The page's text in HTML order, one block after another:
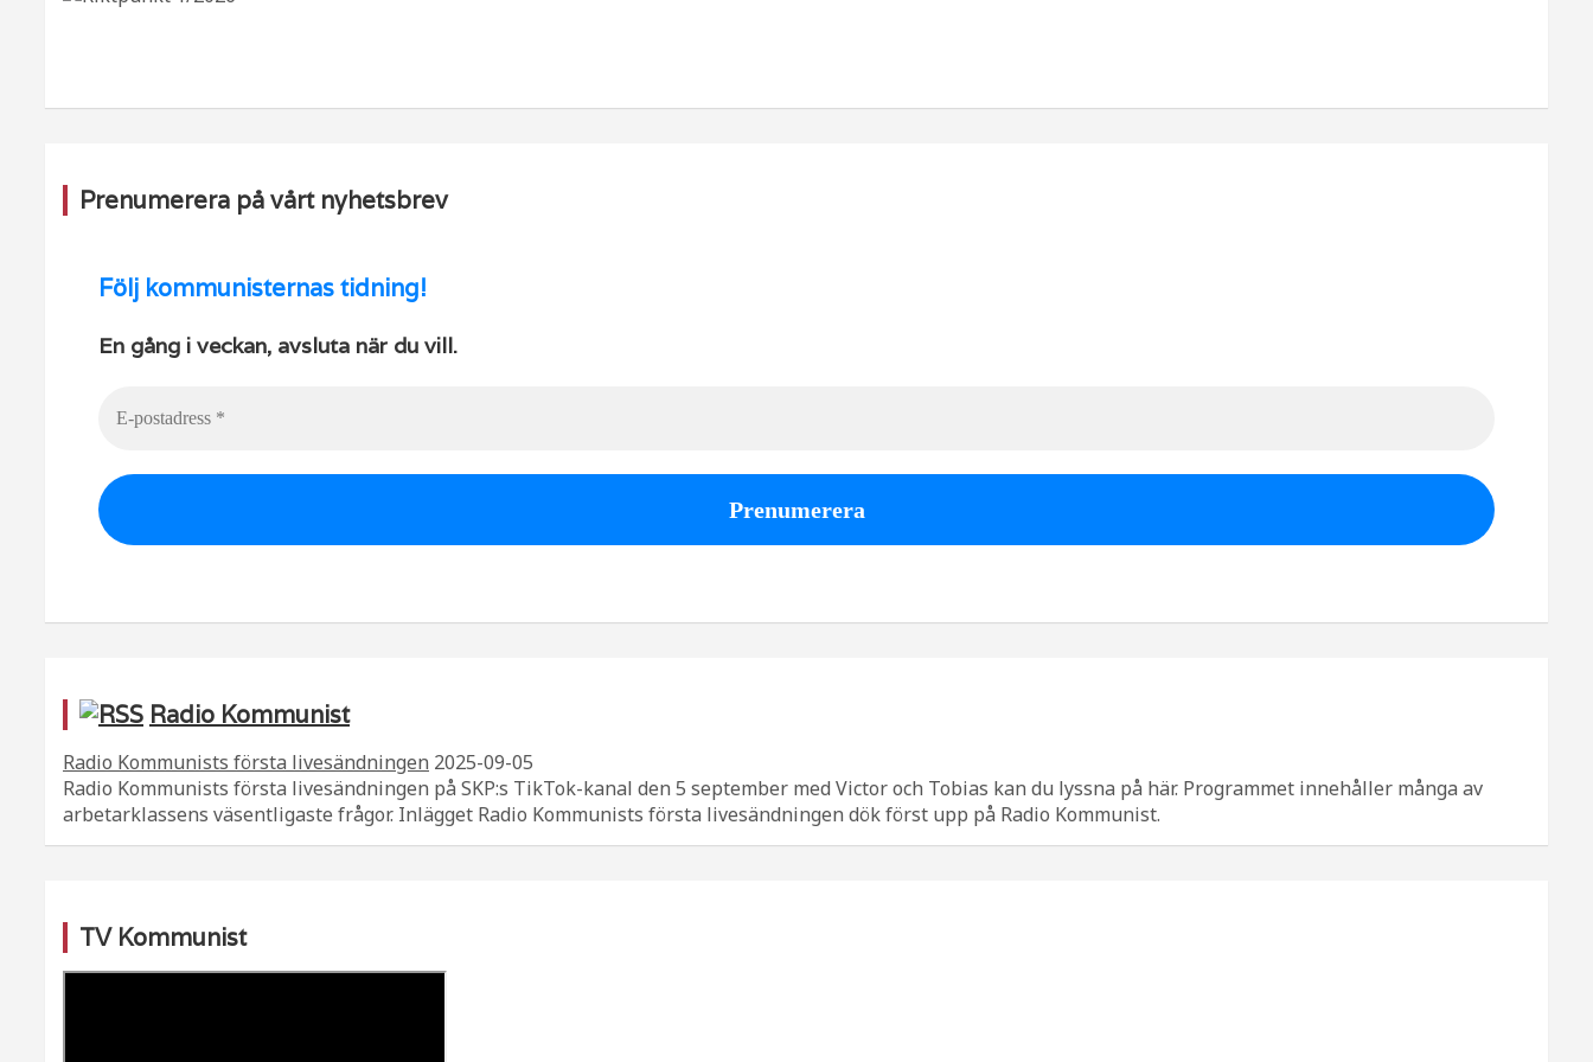
a
u
Prenumerera på vårt nyhetsbrev
Följ kommunisternas tidning!
En gång i veckan, avsluta när du vill.
Radio Kommunist
Radio Kommunists första livesändningen 2025-09-05
Radio Kommunists första livesändningen på SKP:s TikTok-kanal den 5 september med Victor och Tobias kan du lyssna på här. Programmet innehåller många av
arbetarklassens väsentligaste frågor. Inlägget Radio Kommunists första livesändningen dök först upp på Radio Kommunist.
TV Kommunist